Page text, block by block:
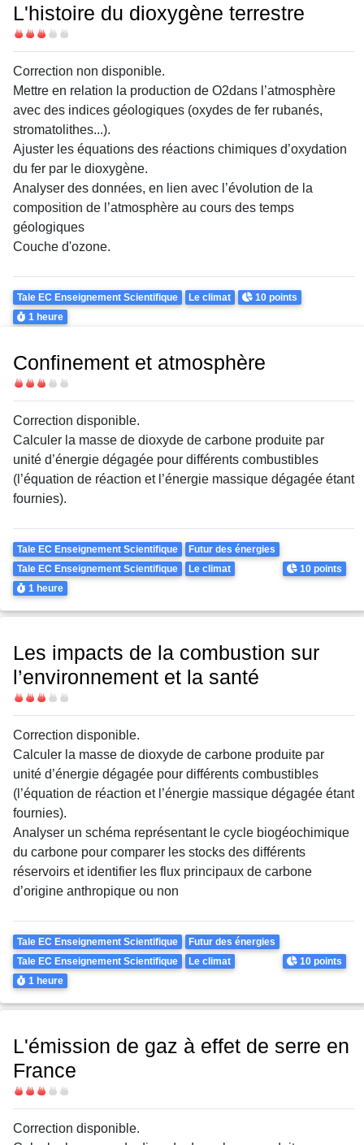
L'histoire du dioxygène terrestre
Difficulté
Correction non disponible.
Mettre en relation la production de O2dans l’atmosphère
avec des indices géologiques (oxydes de fer rubanés,
stromatolithes...).
Ajuster les équations des réactions chimiques d’oxydation
du fer par le dioxygène.
Analyser des données, en lien avec l’évolution de la
composition de l’atmosphère au cours des temps
géologiques
Couche d'ozone.
Theme
Tale EC Enseignement Scientifique Le climat Points
10 points
Durée
1 heure
Confinement et atmosphère
Difficulté
Correction disponible.
Calculer la masse de dioxyde de carbone produite par
unité d’énergie dégagée pour différents combustibles
(l’équation de réaction et l’énergie massique dégagée étant
fournies).
Theme
Tale EC Enseignement Scientifique
Futur des énergies
Tale EC Enseignement Scientifique
Le climat Points
10 points
Durée
1 heure
Les impacts de la combustion sur
l’environnement et la santé
Difficulté
Correction disponible.
Calculer la masse de dioxyde de carbone produite par
unité d’énergie dégagée pour différents combustibles
(l’équation de réaction et l’énergie massique dégagée étant
fournies).
Analyser un schéma représentant le cycle biogéochimique
du carbone pour comparer les stocks des différents
réservoirs et identifier les flux principaux de carbone
d’origine anthropique ou non
Theme
Tale EC Enseignement Scientifique
Futur des énergies
Tale EC Enseignement Scientifique
Le climat Points
10 points
Durée
1 heure
L'émission de gaz à effet de serre en
France
Difficulté
Correction disponible.